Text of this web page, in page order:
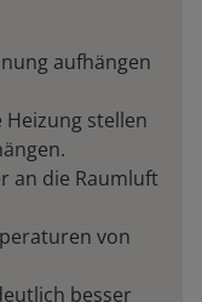
aufhängen
Heizung stellen
an die Raumluft
von
besser